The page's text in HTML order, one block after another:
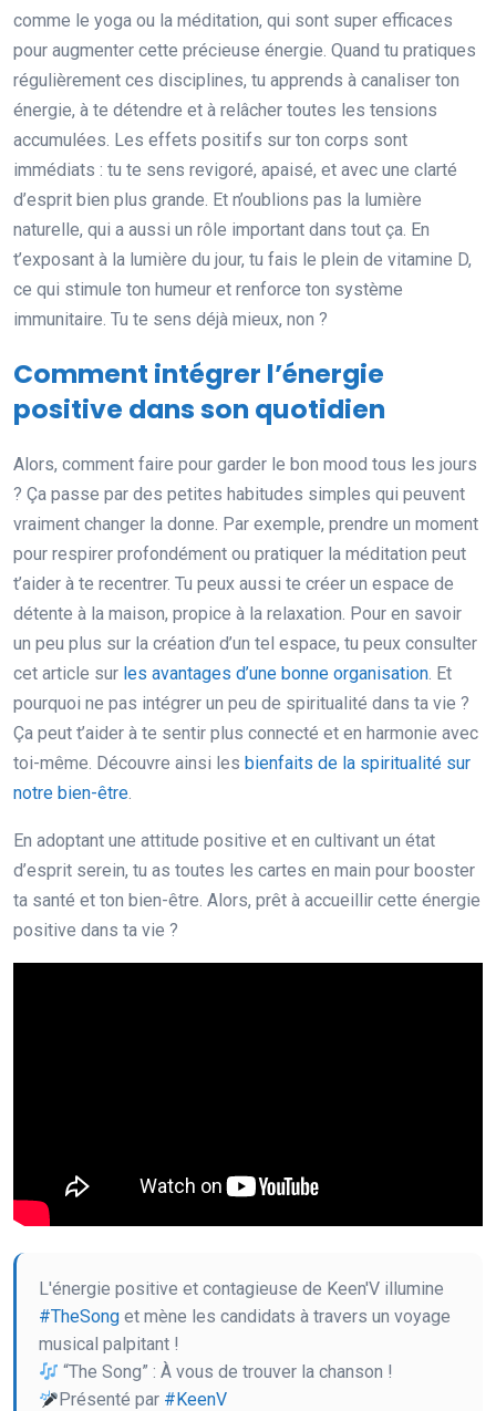
comme le yoga ou la méditation, qui sont super efficaces
pour augmenter cette précieuse énergie. Quand tu pratiques
régulièrement ces disciplines, tu apprends à canaliser ton
énergie, à te détendre et à relâcher toutes les tensions
accumulées. Les effets positifs sur ton corps sont
immédiats : tu te sens revigoré, apaisé, et avec une clarté
d’esprit bien plus grande. Et n’oublions pas la lumière
naturelle, qui a aussi un rôle important dans tout ça. En
t’exposant à la lumière du jour, tu fais le plein de vitamine D,
ce qui stimule ton humeur et renforce ton système
immunitaire. Tu te sens déjà mieux, non ?
Comment intégrer l’énergie
positive dans son quotidien
Alors, comment faire pour garder le bon mood tous les jours
? Ça passe par des petites habitudes simples qui peuvent
vraiment changer la donne. Par exemple, prendre un moment
pour respirer profondément ou pratiquer la méditation peut
t’aider à te recentrer. Tu peux aussi te créer un espace de
détente à la maison, propice à la relaxation. Pour en savoir
un peu plus sur la création d’un tel espace, tu peux consulter
cet article sur les avantages d’une bonne organisation . Et
pourquoi ne pas intégrer un peu de spiritualité dans ta vie ?
Ça peut t’aider à te sentir plus connecté et en harmonie avec
toi-même. Découvre ainsi les bienfaits de la spiritualité sur
notre bien-être
En adoptant une attitude positive et en cultivant un état
d’esprit serein, tu as toutes les cartes en main pour booster
ta santé et ton bien-être. Alors, prêt à accueillir cette énergie
positive dans ta vie ?
L'énergie positive et contagieuse de Keen'V illumine
#TheSong et mène les candidats à travers un voyage
musical palpitant !
“The Song” : À vous de trouver la chanson !
Présenté par #KeenV